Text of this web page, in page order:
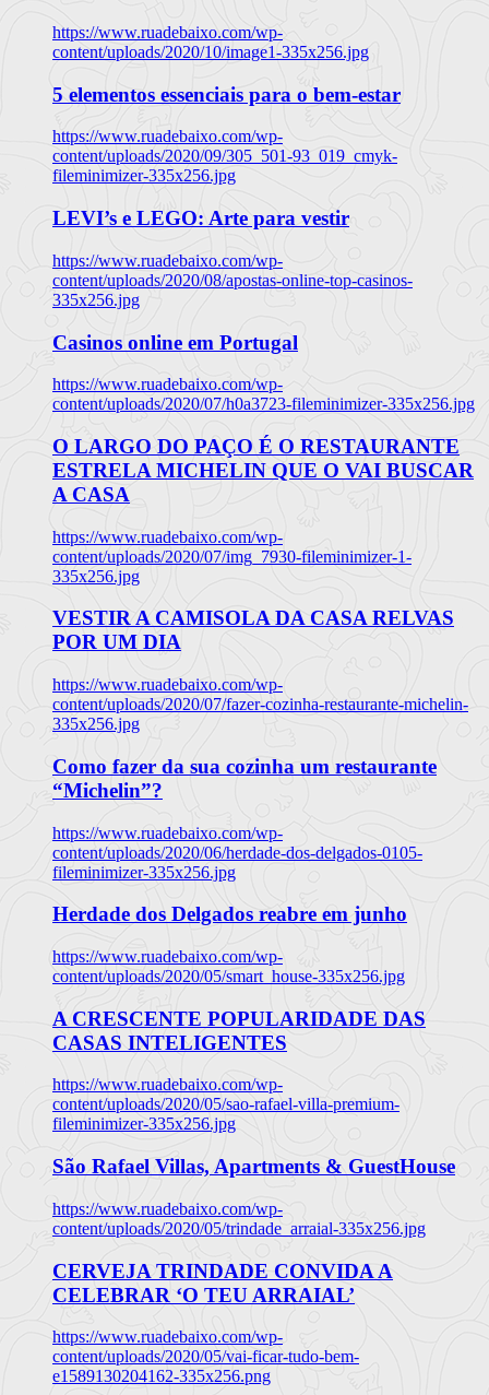
https://www.ruadebaixo.com/wp-
content/uploads/2020/10/image1-335x256.jpg
5 elementos essenciais para o bem-estar
https://www.ruadebaixo.com/wp-
content/uploads/2020/09/305_501-93_019_cmyk-
fileminimizer-335x256.jpg
LEVI’s e LEGO: Arte para vestir
https://www.ruadebaixo.com/wp-
content/uploads/2020/08/apostas-online-top-casinos-
335x256.jpg
Casinos online em Portugal
https://www.ruadebaixo.com/wp-
content/uploads/2020/07/h0a3723-fileminimizer-335x256.jpg
O LARGO DO PAÇO É O RESTAURANTE
ESTRELA MICHELIN QUE O VAI BUSCAR
A CASA
https://www.ruadebaixo.com/wp-
content/uploads/2020/07/img_7930-fileminimizer-1-
335x256.jpg
VESTIR A CAMISOLA DA CASA RELVAS
POR UM DIA
https://www.ruadebaixo.com/wp-
content/uploads/2020/07/fazer-cozinha-restaurante-michelin-
335x256.jpg
Como fazer da sua cozinha um restaurante
“Michelin”?
https://www.ruadebaixo.com/wp-
content/uploads/2020/06/herdade-dos-delgados-0105-
fileminimizer-335x256.jpg
Herdade dos Delgados reabre em junho
https://www.ruadebaixo.com/wp-
content/uploads/2020/05/smart_house-335x256.jpg
A CRESCENTE POPULARIDADE DAS
CASAS INTELIGENTES
https://www.ruadebaixo.com/wp-
content/uploads/2020/05/sao-rafael-villa-premium-
fileminimizer-335x256.jpg
São Rafael Villas, Apartments & GuestHouse
https://www.ruadebaixo.com/wp-
content/uploads/2020/05/trindade_arraial-335x256.jpg
CERVEJA TRINDADE CONVIDA A
CELEBRAR ‘O TEU ARRAIAL’
https://www.ruadebaixo.com/wp-
content/uploads/2020/05/vai-ficar-tudo-bem-
e1589130204162-335x256.png